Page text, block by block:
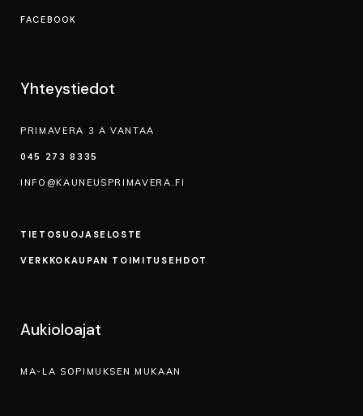
FACEBOOK
Yhteystiedot
PRIMAVERA 3 A VANTAA
045 273 8335
INFO@KAUNEUSPRIMAVERA.FI
TIETOSUOJA­SELOSTE
VERKKOKAUPAN TOIMITUSEHDOT
Aukioloajat
MA-LA SOPIMUKSEN MUKAAN